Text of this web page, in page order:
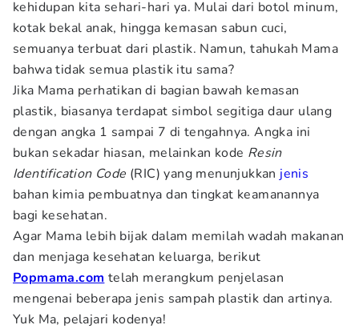
kehidupan kita sehari-hari ya. Mulai dari botol minum,
kotak bekal anak, hingga kemasan sabun cuci,
semuanya terbuat dari plastik. Namun, tahukah Mama
bahwa tidak semua plastik itu sama?
Jika Mama perhatikan di bagian bawah kemasan
plastik, biasanya terdapat simbol segitiga daur ulang
dengan angka 1 sampai 7 di tengahnya. Angka ini
bukan sekadar hiasan, melainkan kode Resin
Identification Code (RIC) yang menunjukkan jenis
bahan kimia pembuatnya dan tingkat keamanannya
bagi kesehatan.
Agar Mama lebih bijak dalam memilah wadah makanan
dan menjaga kesehatan keluarga, berikut
Popmama.com telah merangkum penjelasan
mengenai beberapa jenis sampah plastik dan artinya.
Yuk Ma, pelajari kodenya!